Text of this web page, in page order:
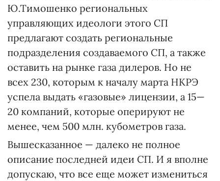
Ю.Тимошенко региональных
управляющих идеологи этого СП
предлагают создать региональные
подразделения создаваемого СП, а также
оставить на рынке газа дилеров. Но не
всех 230, которым к началу марта НКРЭ
успела выдать «газовые» лицензии, а 15—
20 компаний, которые оперируют не
менее, чем 500 млн. кубометров газа.
Вышесказанное — далеко не полное
описание последней идеи СП. И я вполне
допускаю, что все еще может измениться